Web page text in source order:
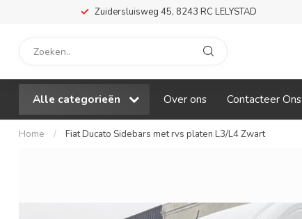
Zuidersluisweg 45, 8243 RC LELYSTAD
Alle categorieën Over ons Contacteer Ons
Home / Fiat Ducato Sidebars met rvs platen L3/L4 Zwart